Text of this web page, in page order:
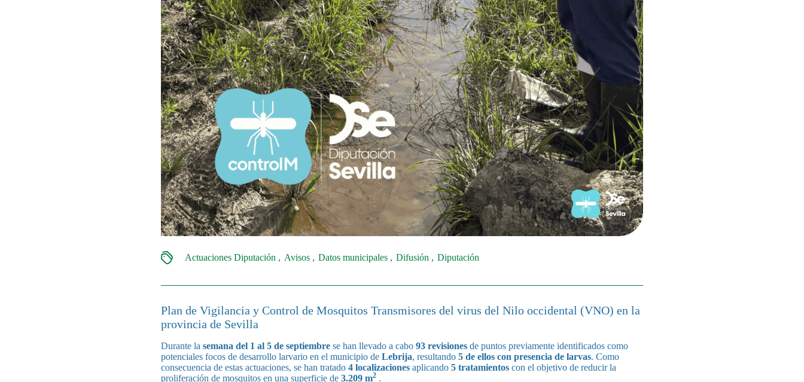
Actuaciones Diputación Avisos Datos municipales Difusión Diputación
Plan de Vigilancia y Control de Mosquitos Transmisores del virus del Nilo occidental (VNO) en la
provincia de Sevilla
Durante la semana del 1 al 5 de septiembrese han llevado a cabo 93 revisionesde puntos previamente identificados como
potenciales focos de desarrollo larvario en el municipio de Lebrija, resultando 5 de ellos con presencia de larvas. Como
consecuencia de estas actuaciones, se han tratado 4 localizacionesaplicando 5 tratamientoscon el objetivo de reducir la
proliferación de mosquitos en una superficie de 3.209 m2.